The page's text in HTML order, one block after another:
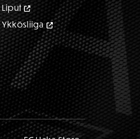
Liput
Ykkösliiga